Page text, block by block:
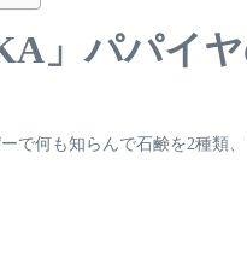
」パパイ
何も知らんで石鹸を2種類